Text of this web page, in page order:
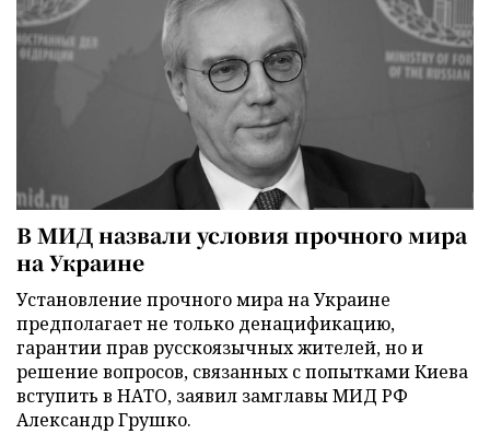
В МИД назвали условия прочного мира
на Украине
Установление прочного мира на Украине
предполагает не только денацификацию,
гарантии прав русскоязычных жителей, но и
решение вопросов, связанных с попытками Киева
вступить в НАТО, заявил замглавы МИД РФ
Александр Грушко.